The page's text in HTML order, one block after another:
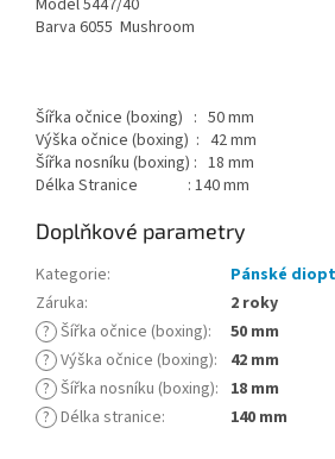
Model 5447/40
Barva 6055 Mushroom
Šířka očnice (boxing) : 50 mm
Výška očnice (boxing) : 42 mm
Šířka nosníku (boxing) : 18 mm
Délka Stranice : 140 mm
Doplňkové parametry
Kategorie:
Pánské
Záruka:
2 roky
? Šířka očnice (boxing):
50 mm
? Výška očnice (boxing):
42 mm
? Šířka nosníku (boxing): 18 mm
? Délka stranice: 140 mm